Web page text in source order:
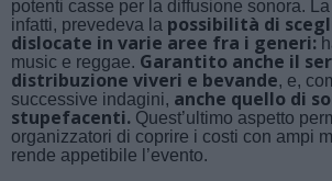
potenti casse per la diffusione sonora.
infatti, prevedeva la possibilità di
dislocate in varie aree fra i generi:
music e reggae. Garantito anche il
distribuzione viveri e bevande, e,
successive indagini, anche quello di
stupefacenti. Quest’ultimo aspetto
organizzatori di coprire i costi con ampi
rende appetibile l’evento.